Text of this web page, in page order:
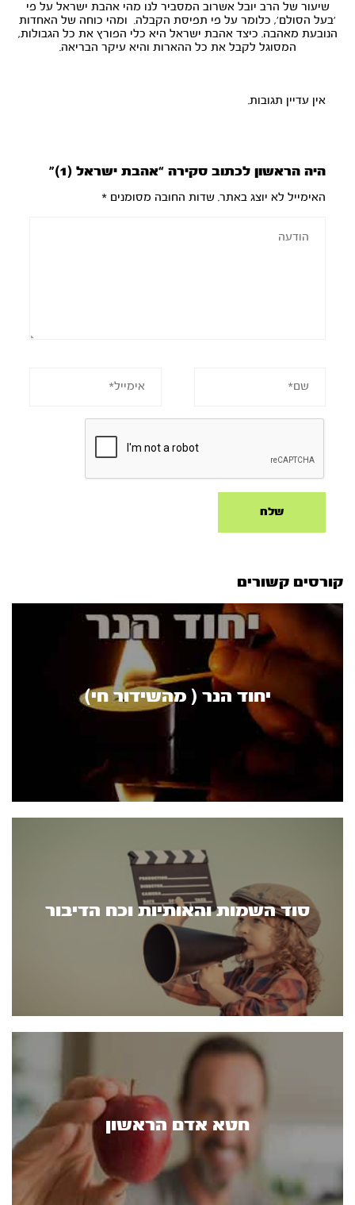
שיעור של הרב יובל אשרוב המסביר לנו מהי אהבת ישראל על פי
'בעל הסולם', כלומר על פי תפיסת הקבלה. ומהי כוחה של האחדות
הנובעת מאהבה. כיצד אהבת ישראל היא כלי הפורץ את כל הגבולות,
המסוגל לקבל את כל ההארות והיא עיקר הבריאה.
אין עדיין תגובות.
היה הראשון לכתוב סקירה “אהבת ישראל (1)”
האימייל לא יוצג באתר. שדות החובה מסומנים*
קורסים קשורים
יחוד הנר ( מהשידור חי)
סוד השמות והאותיות וכח הדיבור
חטא אדם הראשון